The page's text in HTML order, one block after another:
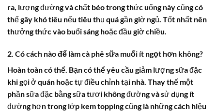
ra, lượng đường và chất béo trong thức uống này cũng có
thể gây khó tiêu nếu tiêu thụ quá gần giờ ngủ. Tốt nhất nên
thưởng thức vào buổi sáng hoặc đầu giờ chiều.
2. Có cách nào để làm cà phê sữa muối ít ngọt hơn không?
Hoàn toàn có thể. Bạn có thể yêu cầu giảm lượng sữa đặc
khi gọi ở quán hoặc tự điều chỉnh tại nhà. Thay thế một
phần sữa đặc bằng sữa tươi không đường và sử dụng ít
đường hơn trong lớp kem topping cũng là những cách hiệu